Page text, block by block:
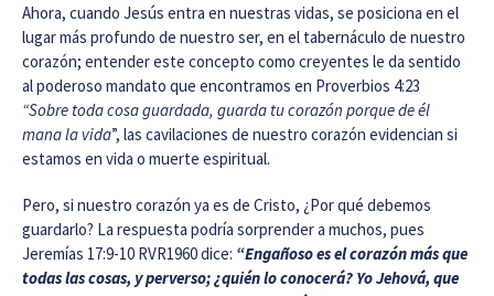
Ahora, cuando Jesús entra en nuestras vidas, se posiciona en el
lugar más profundo de nuestro ser, en el tabernáculo de nuestro
corazón; entender este concepto como creyentes le da sentido
al poderoso mandato que encontramos en Proverbios 4:23
“Sobre toda cosa guardada, guarda tu corazón porque de él
mana la vida”, las cavilaciones de nuestro corazón evidencian si
estamos en vida o muerte espiritual.
Pero, si nuestro corazón ya es de Cristo, ¿Por qué debemos
guardarlo? La respuesta podría sorprender a muchos, pues
Jeremías 17:9-10 RVR1960 dice: “Engañoso es el corazón más que
todas las cosas, y perverso; ¿quién lo conocerá? Yo Jehová, que